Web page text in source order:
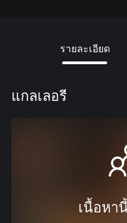
รายละเอียด
แกลเลอรี
เนื้อหา